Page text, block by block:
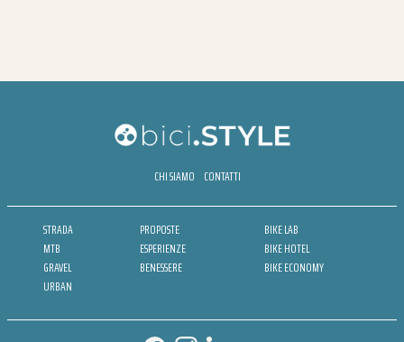
CHI SIAMO CONTATTI
STRADA
MTB
GRAVEL
URBAN
PROPOSTE
ESPERIENZE
BENESSERE
BIKE LAB
BIKE HOTEL
BIKE ECONOMY